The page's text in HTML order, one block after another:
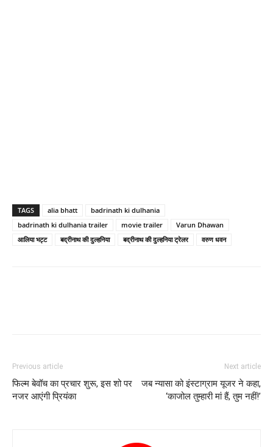
TAGS alia bhatt
badrinath ki dulhania
badrinath ki dulhania trailer
movie trailer
Varun Dhawan
आलिया भट्ट
बद्रीनाथ की दुल्‍हनिया बद्रीनाथ की दुल्‍हनिया ट्रेलर वरुण धवन
Previous article
फिल्‍म बेवॉच का प्रचार शुरू, इस शो पर
नजर आएंगी प्रियंका
Next article
जब न्‍यासा को इंस्‍टाग्राम यूजर ने कहा,
‘काजोल तुम्‍हारी मां हैं, तुम नहीं!’